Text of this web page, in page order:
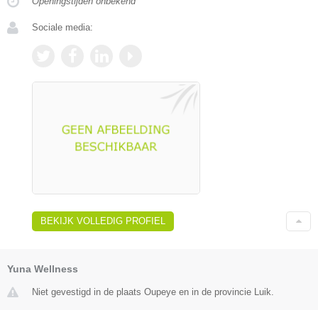
Sociale media:
BEKIJK VOLLEDIG PROFIEL
Yuna Wellness
Niet gevestigd in de plaats Oupeye en in de provincie Luik.